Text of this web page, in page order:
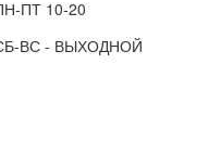
ПТ 10-20
ВС - ВЫХОДНОЙ